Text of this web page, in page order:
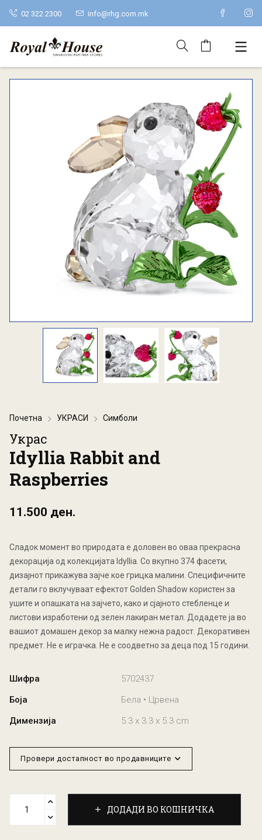
02 322 2300 info@rhg.com.mk
Почетна УКРАСИ Симболи
Украс
Idyllia Rabbit and
Raspberries
11.500 ден.
Сладок момент во природата е доловен во оваа прекрасна
декорација од колекцијата Idyllia. Со вкупно 374 фасети,
дизајнот прикажува зајче кое грицка малини. Специфичните
детали го вклучуваат ефектот Golden Shadow користен за
ушите и опашката на зајчето, како и сјајното стебленце и
листови изработени од зелен лакиран метал. Додадете ја во
вашиот домашен декор за малку нежна радост. Декоративен
предмет. Не е играчка. Не е соодветно за деца под 15 години.
Шифра
5702437
Боја
Бела • Црвена
Димензија
5.3 x 3.3 x 5.3 cm
Провери достапност во продавниците
ДОДАДИ ВО КОШНИЧКА